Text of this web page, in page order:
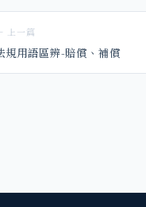
上一篇
規用語區辨-賠償、補償